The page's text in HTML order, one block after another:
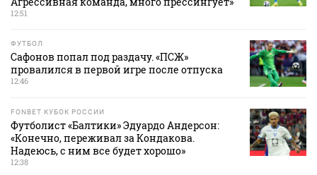
12:51
ФУТБОЛ
Сафонов попал под раздачу. «ПСЖ»
провалился в первой игре после отпуска
12:46
FONBET КУБОК РОССИИ
Футболист «Балтики» Эдуардо Андерсон:
«Конечно, переживал за Кондакова.
Надеюсь, с ним все будет хорошо»
12:38